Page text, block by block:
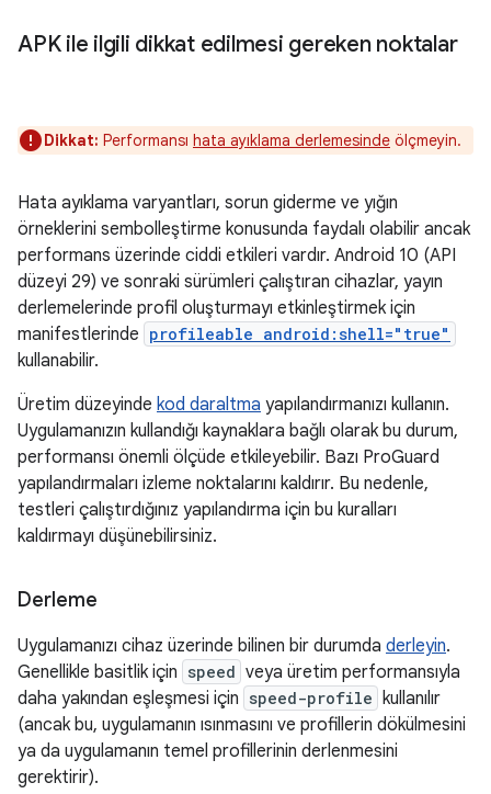
APK ile ilgili dikkat edilmesi gereken noktalar
Dikkat: Performansı hata ayıklama derlemesinde ölçmeyin.
Hata ayıklama varyantları, sorun giderme ve yığın
örneklerini sembolleştirme konusunda faydalı olabilir ancak
performans üzerinde ciddi etkileri vardır. Android 10 (API
düzeyi 29) ve sonraki sürümleri çalıştıran cihazlar, yayın
derlemelerinde profil oluşturmayı etkinleştirmek için
manifestlerinde profileable android:shell="true"
kullanabilir.
Üretim düzeyinde kod daraltma yapılandırmanızı kullanın.
Uygulamanızın kullandığı kaynaklara bağlı olarak bu durum,
performansı önemli ölçüde etkileyebilir. Bazı ProGuard
yapılandırmaları izleme noktalarını kaldırır. Bu nedenle,
testleri çalıştırdığınız yapılandırma için bu kuralları
kaldırmayı düşünebilirsiniz.
Derleme
Uygulamanızı cihaz üzerinde bilinen bir durumda derleyin.
Genellikle basitlik için speed veya üretim performansıyla
daha yakından eşleşmesi için speed-profile kullanılır
(ancak bu, uygulamanın ısınmasını ve profillerin dökülmesini
ya da uygulamanın temel profillerinin derlenmesini
gerektirir).